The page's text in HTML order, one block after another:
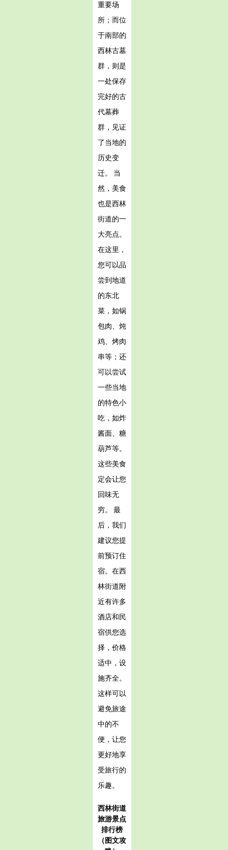
重要场
所；而位
于南部的
西林古墓
群，则是
一处保存
完好的古
代墓葬
群，见证
了当地的
历史变
迁。 当
然，美食
也是西林
街道的一
大亮点。
在这里，
您可以品
尝到地道
的东北
菜，如锅
包肉、炖
鸡、烤肉
串等；还
可以尝试
一些当地
的特色小
吃，如炸
酱面、糖
葫芦等。
这些美食
定会让您
回味无
穷。 最
后，我们
建议您提
前预订住
宿。在西
林街道附
近有许多
酒店和民
宿供您选
择，价格
适中，设
施齐全。
这样可以
避免旅途
中的不
便，让您
更好地享
受旅行的
乐趣。
西林街道
旅游景点
排行榜
（图文攻